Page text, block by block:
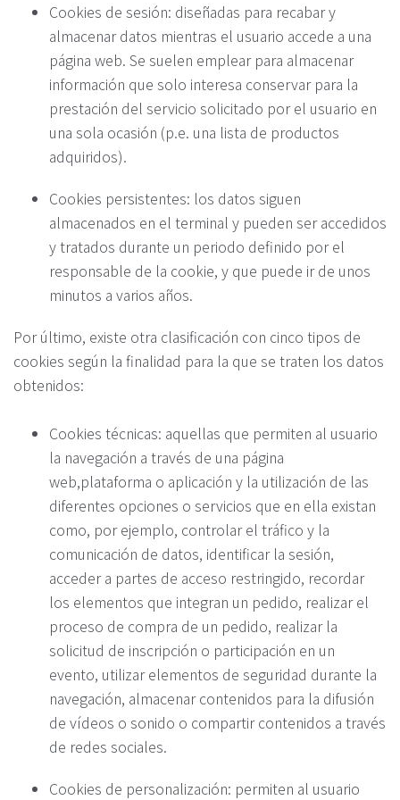
Cookies de sesión: diseñadas para recabar y
almacenar datos mientras el usuario accede a una
página web. Se suelen emplear para almacenar
información que solo interesa conservar para la
prestación del servicio solicitado por el usuario en
una sola ocasión (p.e. una lista de productos
adquiridos).
Cookies persistentes: los datos siguen
almacenados en el terminal y pueden ser accedidos
y tratados durante un periodo definido por el
responsable de la cookie, y que puede ir de unos
minutos a varios años.
Por último, existe otra clasificación con cinco tipos de
cookies según la finalidad para la que se traten los datos
obtenidos:
Cookies técnicas: aquellas que permiten al usuario
la navegación a través de una página
web,plataforma o aplicación y la utilización de las
diferentes opciones o servicios que en ella existan
como, por ejemplo, controlar el tráfico y la
comunicación de datos, identificar la sesión,
acceder a partes de acceso restringido, recordar
los elementos que integran un pedido, realizar el
proceso de compra de un pedido, realizar la
solicitud de inscripción o participación en un
evento, utilizar elementos de seguridad durante la
navegación, almacenar contenidos para la difusión
de vídeos o sonido o compartir contenidos a través
de redes sociales.
Cookies de personalización: permiten al usuario